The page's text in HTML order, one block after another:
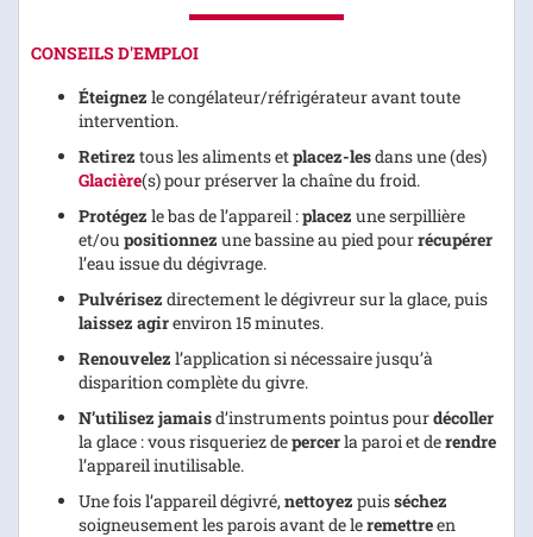
CONSEILS D'EMPLOI
Éteignez le congélateur/réfrigérateur avant toute
intervention.
Retirez tous les aliments etplacez-lesdans une (des)
Glacière(s) pour préserver la chaîne du froid.
Protégez le bas de l’appareil :placez une serpillière
et/ou positionnez une bassine au pied pourrécupérer
l’eau issue du dégivrage.
Pulvérisez directement le dégivreur sur la glace, puis
laissez agirenviron 15 minutes.
Renouvelez l’application si nécessaire jusqu’à
disparition complète du givre.
N’utilisez jamaisd’instruments pointus pourdécoller
la glace : vous risqueriez depercerla paroi et derendre
l’appareil inutilisable.
Une fois l’appareil dégivré,nettoyez puisséchez
soigneusement les parois avant de leremettreen